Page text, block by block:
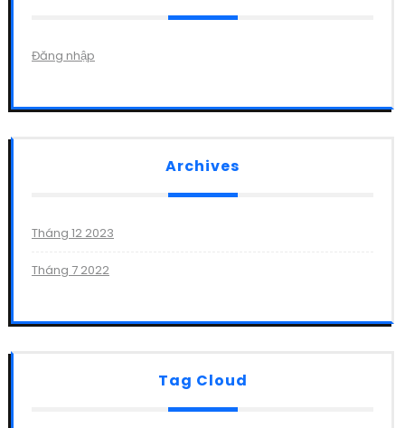
Đăng nhập
Archives
Tháng 12 2023
Tháng 7 2022
Tag Cloud